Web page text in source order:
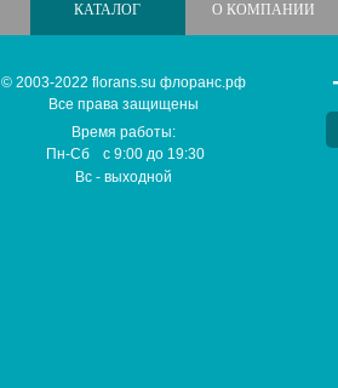
КАТАЛОГ О КОМПАНИИ
© 2003-2022 florans.su флоранс.рф
Все права защищены
Время работы:
Пн-Сб
с9:00 до 19:30
Вс - выходной